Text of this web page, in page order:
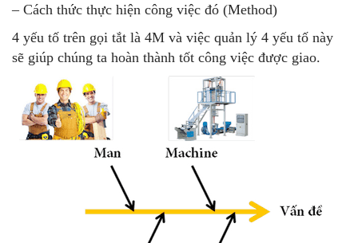
– Cách thức thực hiện công việc đó (Method)
4 yếu tố trên gọi tắt là 4M và việc quản lý 4 yếu tố này
sẽ giúp chúng ta hoàn thành tốt công việc được giao.